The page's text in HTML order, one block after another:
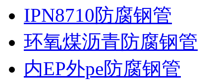
IPN8710防腐钢管
环氧煤沥青防腐钢管
内EP外pe防腐钢管